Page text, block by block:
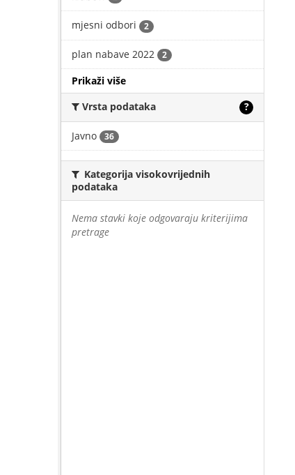
mjesni odbori 2
plan nabave 2022 2
Prikaži više
Vrsta podataka
?
Javno 36
Kategorija visokovrijednih
podataka
Nema stavki koje odgovaraju kriterijima
pretrage